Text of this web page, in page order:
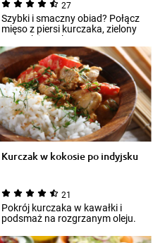
27
Szybki i smaczny obiad? Połącz
mięso z piersi kurczaka, zielony
groszek i grzybowy sos, a
otrzyma...
Kurczak w kokosie po indyjsku
21
Pokrój kurczaka w kawałki i
podsmaż na rozgrzanym oleju.